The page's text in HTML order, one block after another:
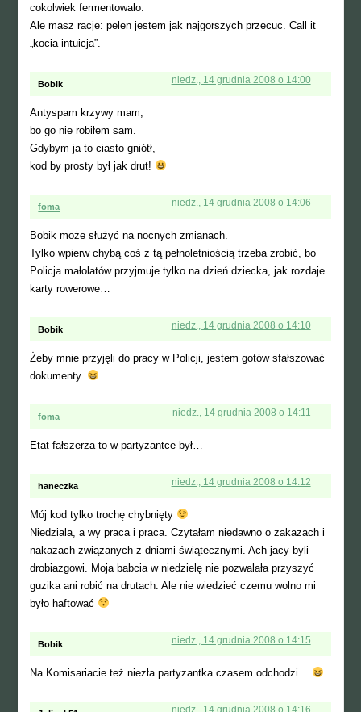
cokolwiek fermentowalo.
Ale masz racje: pelen jestem jak najgorszych przecuc. Call it
„kocia intuicja”.
Bobik niedz., 14 grudnia 2008 o 14:00
Antyspam krzywy mam,
bo go nie robiłem sam.
Gdybym ja to ciasto gniótł,
kod by prosty był jak drut!
foma niedz., 14 grudnia 2008 o 14:06
Bobik może służyć na nocnych zmianach.
Tylko wpierw chybą coś z tą pełnoletniością trzeba zrobić, bo
Policja małolatów przyjmuje tylko na dzień dziecka, jak rozdaje
karty rowerowe…
Bobik niedz., 14 grudnia 2008 o 14:10
Żeby mnie przyjęli do pracy w Policji, jestem gotów sfałszować
dokumenty.
foma niedz., 14 grudnia 2008 o 14:11
Etat fałszerza to w partyzantce był…
haneczka niedz., 14 grudnia 2008 o 14:12
Mój kod tylko trochę chybnięty
Niedziala, a wy praca i praca. Czytałam niedawno o zakazach i
nakazach związanych z dniami świątecznymi. Ach jacy byli
drobiazgowi. Moja babcia w niedzielę nie pozwalała przyszyć
guzika ani robić na drutach. Ale nie wiedzieć czemu wolno mi
było haftować
Bobik niedz., 14 grudnia 2008 o 14:15
Na Komisariacie też niezła partyzantka czasem odchodzi…
niedz., 14 grudnia 2008 o 14:16